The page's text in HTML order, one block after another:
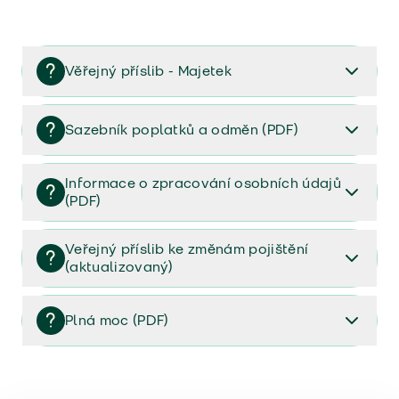
Věřejný příslib - Majetek
Věřejný příslib majetek 2023
Sazebník poplatků a odměn (PDF)
Sazebník poplatků a odměn (PDF)
Informace o zpracování osobních údajů
(PDF)
Informace o zpracování osobních údajů (PDF)
Veřejný příslib ke změnám pojištění
(aktualizovaný)
Veřejný příslib ke změnám pojištění (aktualizovaný)
Plná moc (PDF)